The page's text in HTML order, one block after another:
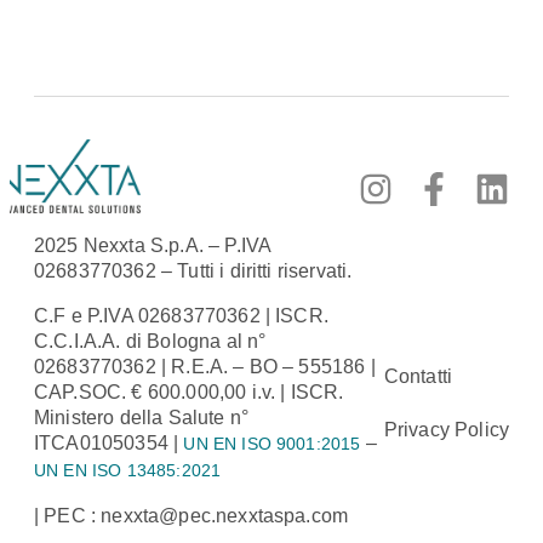
2025 Nexxta S.p.A. – P.IVA
02683770362 – Tutti i diritti riservati.
C.F e P.IVA 02683770362 | ISCR.
C.C.I.A.A. di Bologna al n°
02683770362 | R.E.A. – BO – 555186 |
CAP.SOC. € 600.000,00 i.v. | ISCR.
Ministero della Salute n°
ITCA01050354 | UN EN ISO 9001:2015 –
UN EN ISO 13485:2021
| PEC : nexxta@pec.nexxtaspa.com
Contatti
Privacy Policy